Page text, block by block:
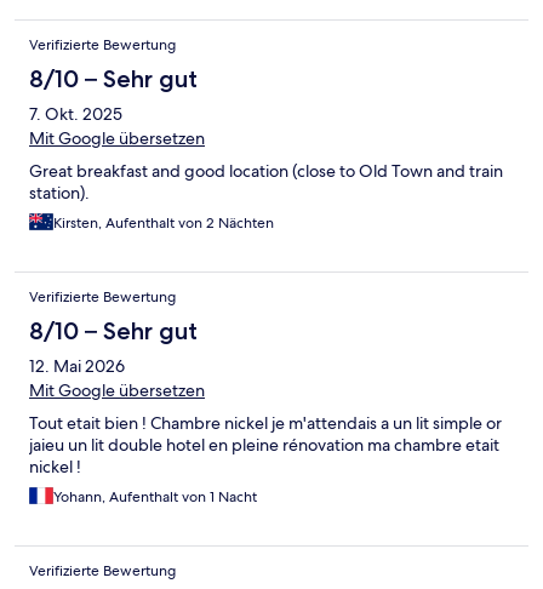
Verifizierte Bewertung
8/10 – Sehr gut
7. Okt. 2025
Mit Google übersetzen
Great breakfast and good location (close to Old Town and train
station).
Kirsten, Aufenthalt von 2 Nächten
Verifizierte Bewertung
8/10 – Sehr gut
12. Mai 2026
Mit Google übersetzen
Tout etait bien ! Chambre nickel je m'attendais a un lit simple or
jaieu un lit double hotel en pleine rénovation ma chambre etait
nickel !
Yohann, Aufenthalt von 1 Nacht
Verifizierte Bewertung